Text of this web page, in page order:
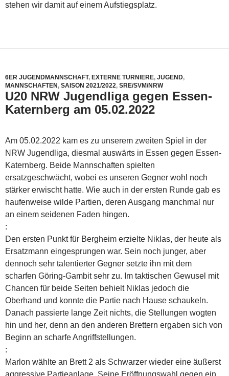
stehen wir damit auf einem Aufstiegsplatz.
6ER JUGENDMANNSCHAFT, EXTERNE TURNIERE, JUGEND,
MANNSCHAFTEN , SAISON 2021/2022, SRE/SVM/NRW
U20 NRW Jugendliga gegen Essen-
Katernberg am 05.02.2022
Am 05.02.2022 kam es zu unserem zweiten Spiel in der
NRW Jugendliga, diesmal auswärts in Essen gegen Essen-
Katernberg. Beide Mannschaften spielten
ersatzgeschwächt, wobei es unseren Gegner wohl noch
stärker erwischt hatte. Wie auch in der ersten Runde gab es
haufenweise wilde Partien, deren Ausgang manchmal nur
an einem seidenen Faden hingen.
:
Den ersten Punkt für Bergheim erzielte Niklas, der heute als
Ersatzmann eingesprungen war. Sein noch junger, aber
dennoch sehr talentierter Gegner setzte ihn mit dem
scharfen Göring-Gambit sehr zu. Im taktischen Gewusel mit
Chancen für beide Seiten behielt Niklas jedoch die
Oberhand und konnte die Partie nach Hause schaukeln.
Danach passierte lange Zeit nichts, die Stellungen wogten
hin und her, denn an den anderen Brettern ergaben sich von
Beginn an scharfe Angriffstellungen.
:
Marlon wählte an Brett 2 als Schwarzer wieder eine äußerst
aggressive Partieanlage. Seine Eröffnungswahl gegen ein